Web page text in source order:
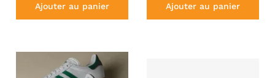
Ajouter au panier Ajouter au panier